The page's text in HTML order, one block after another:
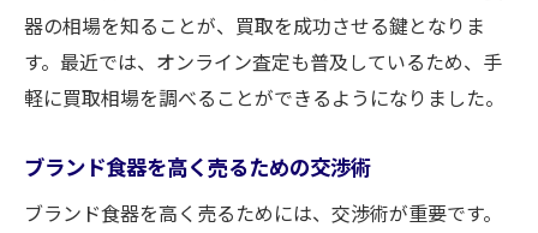
買取大吉新静岡店が提供する出張サービス
の魅力
静岡市内での店舗アクセスと利便性
新しい買取体験を提供するための取り組み
時代に合わせたオンライン査定サービス
器の相場を知ることが、買取を成功させる鍵となりま
す。最近では、オンライン査定も普及しているため、手
軽に買取相場を調べることができるようになりました。
ブランド食器を高く売るための交渉術
ブランド食器を高く売るためには、交渉術が重要です。